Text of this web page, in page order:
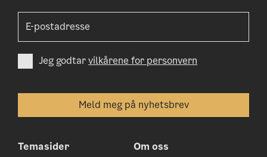
Jeg godtarvilkårene for personvern
Temasider
Om oss